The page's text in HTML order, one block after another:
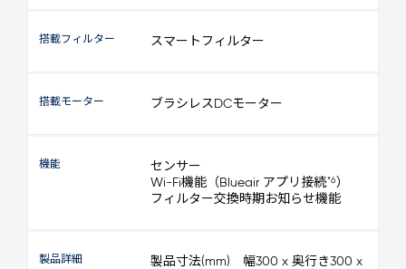
搭載フィルター スマートフィルター
搭載モーター ブラシレスDCモーター
機能
センサー
Wi-Fi機能（Blueair アプリ接続*6 ）
フィルター交換時期お知らせ機能
製品詳細
製品寸法(mm) 幅300 x 奥行き300 x